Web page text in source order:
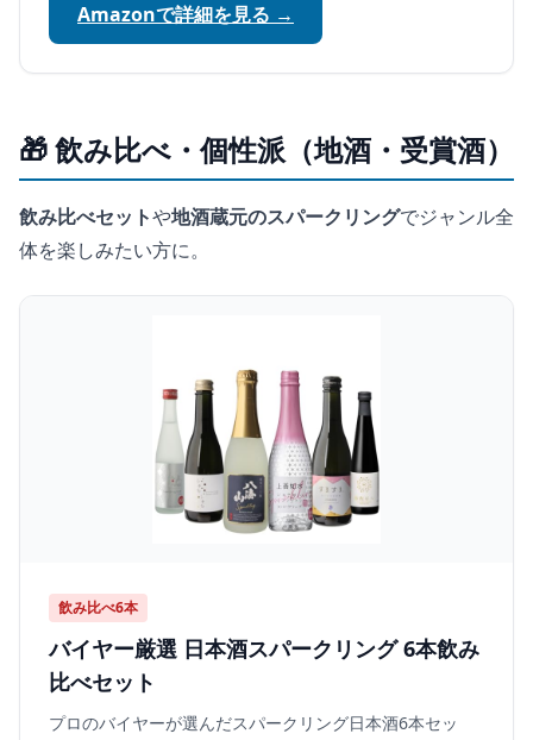
Amazonで詳細を見る →
🎁 飲み比べ・個性派（地酒・受賞酒）
飲み比べセットや地酒蔵元のスパークリングでジャンル全
体を楽しみたい方に。
飲み比べ6本
バイヤー厳選 日本酒スパークリング 6本飲み
比べセット
プロのバイヤーが選んだスパークリング日本酒6本セッ